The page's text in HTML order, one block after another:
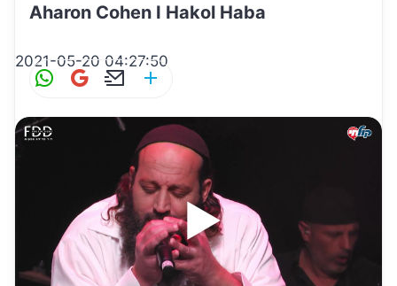
Aharon Cohen I Hakol Haba
2021-05-20 04:27:50
W
p
p
G
ai
E
ai
l
ar
e